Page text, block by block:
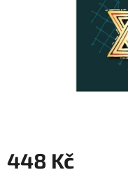
448 Kč